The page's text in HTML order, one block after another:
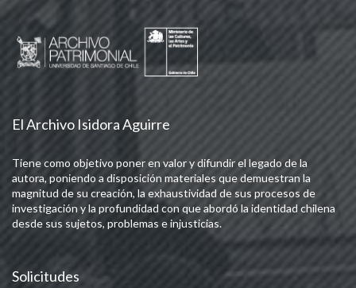
El Archivo Isidora Aguirre
Tiene como objetivo poner en valor y difundir el legado de la
autora, poniendo a disposición materiales que demuestran la
magnitud de su creación, la exhaustividad de sus procesos de
investigación y la profundidad con que abordó la identidad chilena
desde sus sujetos, problemas e injusticias.
Solicitudes